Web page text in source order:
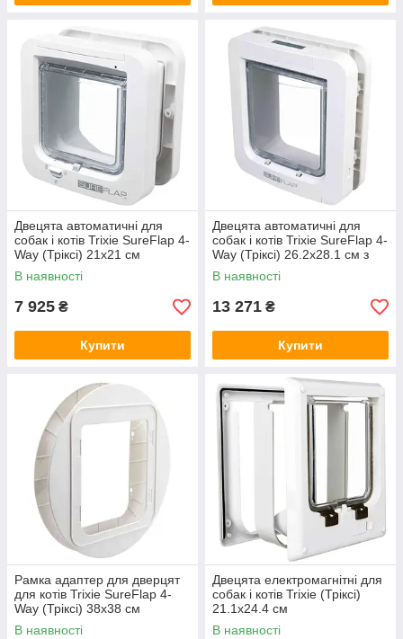
Двецята автоматичні для
собак і котів Trixie SureFlap 4-
Way (Тріксі) 21х21 см
В наявності
7 925 ₴
Купити
Двецята автоматичні для
собак і котів Trixie SureFlap 4-
Way (Тріксі) 26.2х28.1 см з
мікрочіпом
В наявності
13 271 ₴
Купити
Рамка адаптер для дверцят
для котів Trixie SureFlap 4-
Way (Тріксі) 38х38 см
В наявності
Двецята електромагнітні для
собак і котів Trixie (Тріксі)
21.1х24.4 см
В наявності